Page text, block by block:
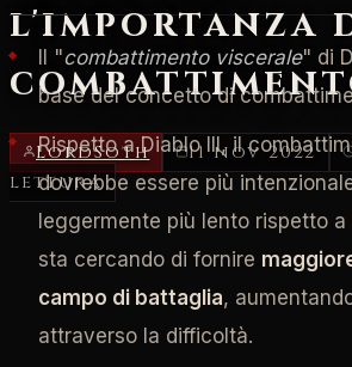
l'importanza
LordSoth 11 nov 2022
lettura
Il "combattimento viscerale" di
base del concetto di
Rispetto a Diablo III, il
dovrebbe essere più
leggermente più lento rispetto a
sta cercando di fornire
campo di battaglia,
attraverso la difficoltà.